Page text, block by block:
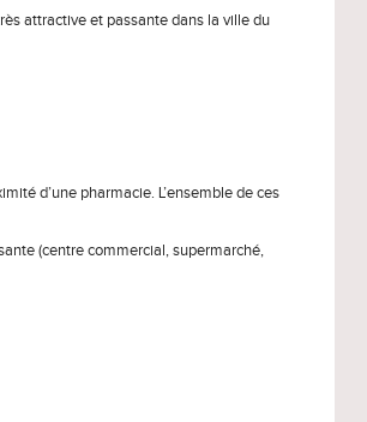
attractive et passante dans la ville du
d’une pharmacie. L’ensemble de ces
(centre commercial, supermarché,